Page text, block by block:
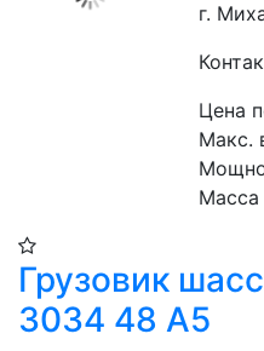
г.
Цена
Макс.
Масса
Грузовик
3034 48 A5